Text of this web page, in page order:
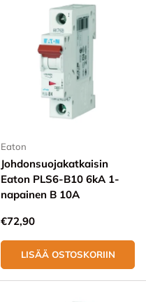
Eaton
Johdonsuojakatkaisin
Eaton PLS6-B10 6kA 1-
napainen B 10A
Normaali hinta
€72,90
LISÄÄ OSTOSKORIIN